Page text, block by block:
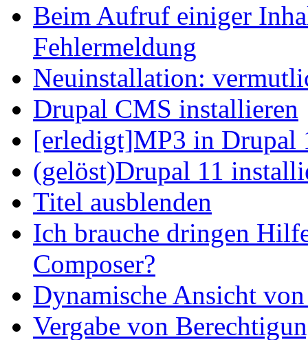
Beim Aufruf einiger
Fehlermeldung
Neuinstallation:
Drupal CMS installieren
[erledigt]MP3 in Drupal
(gelöst)Drupal 11
Titel ausblenden
Ich brauche dringen
Composer?
Dynamische Ansicht
Vergabe von